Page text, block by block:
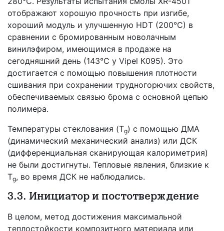
отображают хорошую прочность при изгибе,
хороший модуль и улучшенную HDT (200°C) в
сравнении с бромированным новолачным
винилэфиром, имеющимся в продаже на
сегодняшний день (143°C у Vipel К095). Это
достигается с помощью повышения плотности
сшивания при сохранении трудногорючих свойств,
обеспечиваемых связью брома с основной цепью
полимера.
Температуры стеклования (Tg) с помощью ДМА
(динамический механический анализ) или ДСК
(дифференциальная сканирующая калориметрия)
не были достигнуты. Тепловые явления, близкие к
Tg, во время ДСК не наблюдались.
3.3. Инициатор и постотверждение
В целом, метод достижения максимальной
теплостойкости композитного материала или